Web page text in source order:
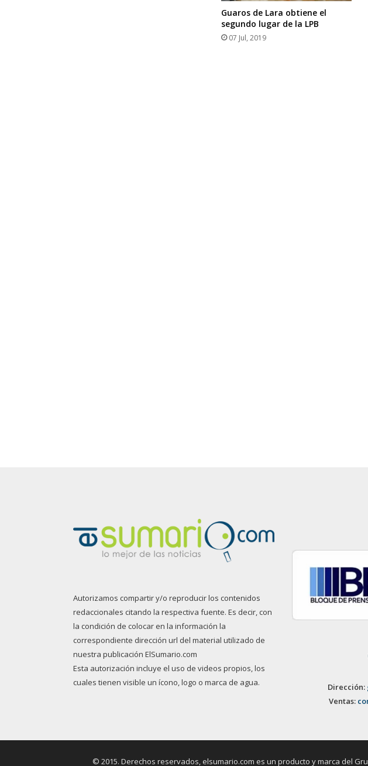
Guaros de Lara obtiene el
segundo lugar de la LPB
07 Jul, 2019
Autorizamos compartir y/o reproducir los contenidos
redaccionales citando la respectiva fuente. Es decir, con
la condición de colocar en la información la
correspondiente dirección url del material utilizado de
nuestra publicación ElSumario.com
Esta autorización incluye el uso de videos propios, los
cuales tienen visible un ícono, logo o marca de agua.
Dirección:
Ventas:
© 2015. Derechos reservados, elsumario.com es un producto y marca del